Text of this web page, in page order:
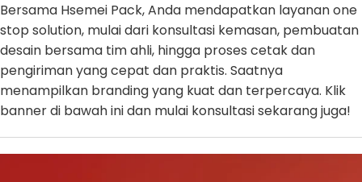
Bersama Hsemei Pack, Anda mendapatkan layanan one
stop solution, mulai dari konsultasi kemasan, pembuatan
desain bersama tim ahli, hingga proses cetak dan
pengiriman yang cepat dan praktis. Saatnya
menampilkan branding yang kuat dan terpercaya. Klik
banner di bawah ini dan mulai konsultasi sekarang juga!